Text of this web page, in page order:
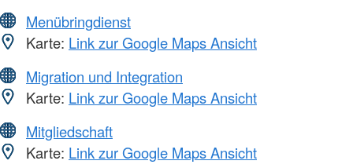
Menübringdienst
Karte: Link zur Google Maps Ansicht
Migration und Integration
Karte: Link zur Google Maps Ansicht
Mitgliedschaft
Karte: Link zur Google Maps Ansicht